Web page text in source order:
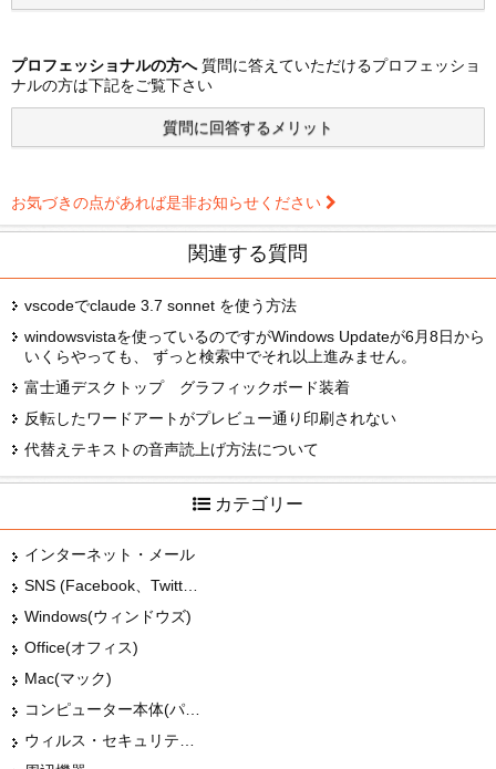
プロフェッショナルの方へ質問に答えていただけるプロフェッショ
ナルの方は下記をご覧下さい
お気づきの点があれば是非お知らせください
関連する質問
vscodeでclaude 3.7 sonnet を使う方法
windowsvistaを使っているのですがWindows Updateが6月8日から
いくらやっても、 ずっと検索中でそれ以上進みません。
富士通デスクトップ グラフィックボード装着
反転したワードアートがプレビュー通り印刷されない
代替えテキストの音声読上げ方法について
カテゴリー
インターネット・メール
Windows(ウィンドウズ)
Office(オフィス)
Mac(マック)